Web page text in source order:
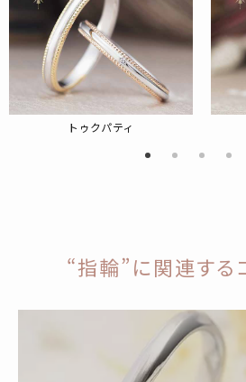
トゥクパティ
“指輪”に関連する